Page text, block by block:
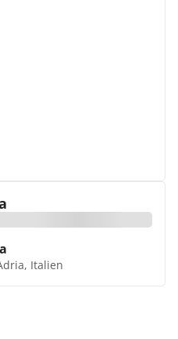
Italien